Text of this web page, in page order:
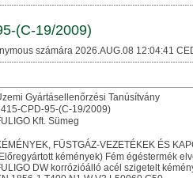
(C-19/2009)
számára 2026.AUG.08 12:04:41
Gyártásellenőrzési Tanúsítvány
CPD-95-(C-19/2009)
Kft. Sümeg
FÜSTGÁZ-VEZETÉKEK ÉS
kémények) Fém égéstermék
DW korrózióálló acél szigetelt